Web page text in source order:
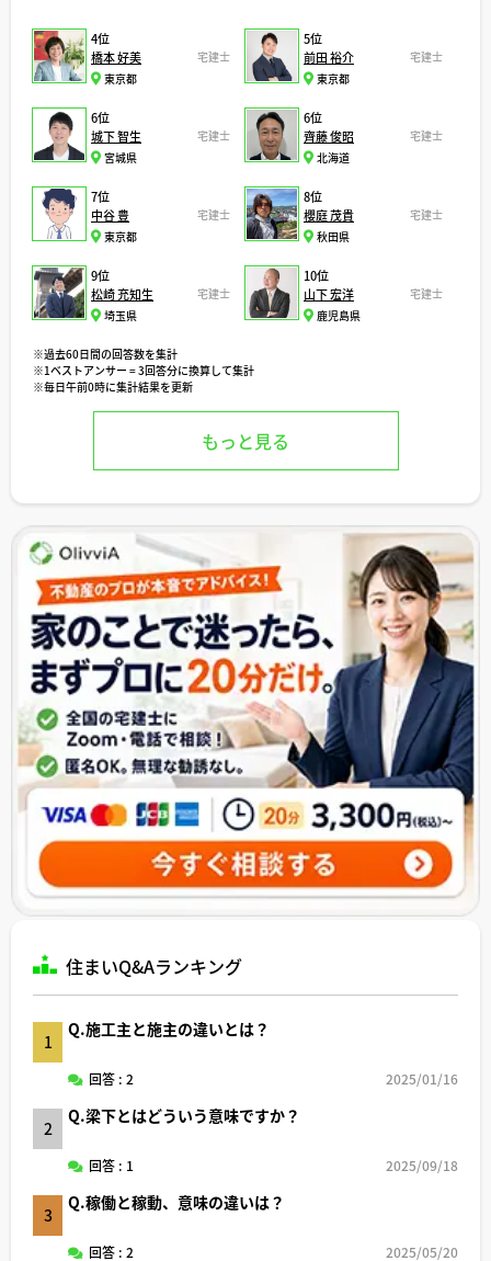
4位
橋本 好美
宅建士
東京都
5位
前田 裕介
宅建士
東京都
6位
城下 智生
宅建士
宮城県
6位
齊藤 俊昭
宅建士
北海道
7位
中谷 豊
宅建士
東京都
8位
櫻庭 茂貴
宅建士
秋田県
9位
松崎 充知生
宅建士
埼玉県
10位
山下 宏洋
宅建士
鹿児島県
※過去60日間の回答数を集計
※1ベストアンサー = 3回答分に換算して集計
※毎日午前0時に集計結果を更新
もっと見る
住まいQ&Aランキング
1
Q.施工主と施主の違いとは？
回答 : 2 2025/01/16
2
Q.梁下とはどういう意味ですか？
回答 : 1 2025/09/18
3
Q.稼働と稼動、意味の違いは？
回答 : 2 2025/05/20